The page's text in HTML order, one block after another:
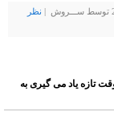
نظر
تازه یاد می گیری به